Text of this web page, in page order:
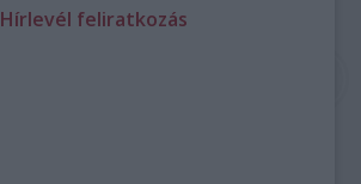
Hírlevél feliratkozás